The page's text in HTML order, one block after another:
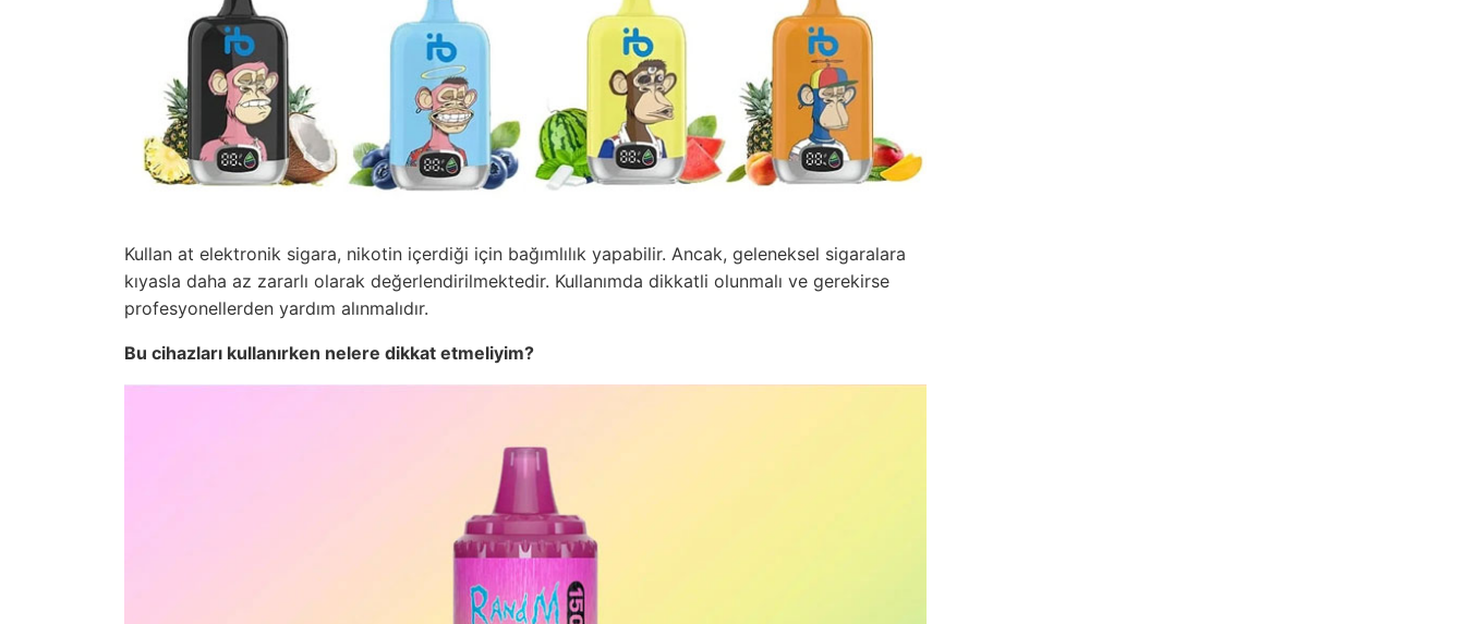
Kullan at elektronik sigara, nikotin içerdiği için bağımlılık yapabilir. Ancak, geleneksel sigaralara
kıyasla daha az zararlı olarak değerlendirilmektedir. Kullanımda dikkatli olunmalı ve gerekirse
profesyonellerden yardım alınmalıdır.
Bu cihazları kullanırken nelere dikkat etmeliyim?